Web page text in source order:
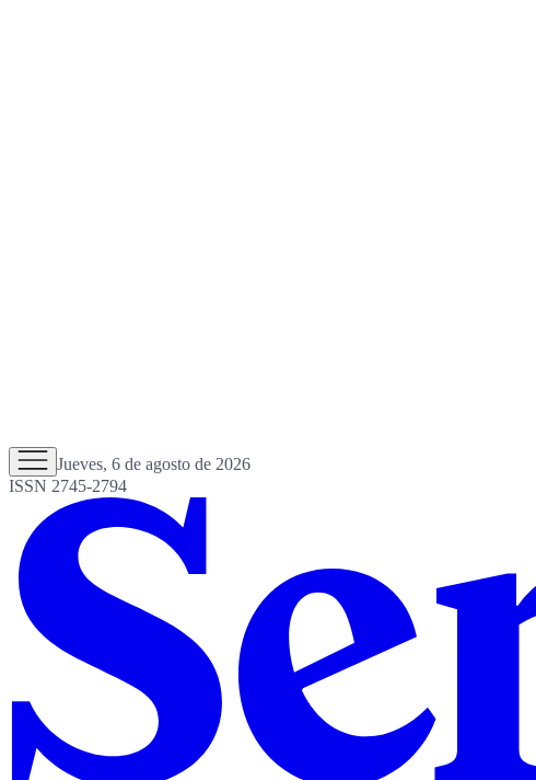
Jueves, 6 de agosto de 2026
ISSN 2745-2794